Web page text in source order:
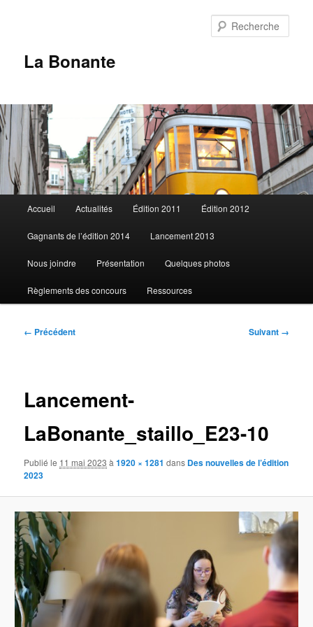
La Bonante
principal
Accueil Actualités Édition 2011 Édition 2012
Gagnants de l’édition 2014 Lancement 2013
Nous joindre Présentation Quelques photos
Règlements des concours Ressources
Navigation
← Précédent Suivant →
Lancement-
LaBonante_staillo_E23-10
Publié le 11 mai 2023 à1920 × 1281 dans Des nouvelles de l’édition
2023